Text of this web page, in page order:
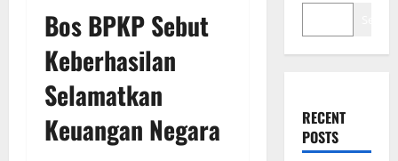
Bos BPKP Sebut
Keberhasilan
Selamatkan
Keuangan Negara
RECENT
POSTS